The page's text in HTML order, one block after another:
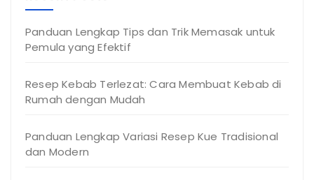
Panduan Lengkap Tips dan Trik Memasak untuk
Pemula yang Efektif
Resep Kebab Terlezat: Cara Membuat Kebab di
Rumah dengan Mudah
Panduan Lengkap Variasi Resep Kue Tradisional
dan Modern